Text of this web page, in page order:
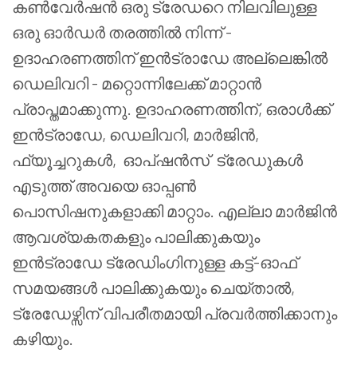
കൺവേർഷൻ ഒരു ട്രേഡറെ നിലവിലുള്ള
ഒരു ഓർഡർ തരത്തിൽ നിന്ന് -
ഉദാഹരണത്തിന് ഇൻട്രാഡേ അല്ലെങ്കിൽ
ഡെലിവറി - മറ്റൊന്നിലേക്ക് മാറ്റാൻ
പ്രാപ്തമാക്കുന്നു. ഉദാഹരണത്തിന്, ഒരാൾക്ക്
ഇൻട്രാഡേ, ഡെലിവറി, മാർജിൻ,
ഫ്യൂച്ചറുകൾ, ഓപ്ഷൻസ്ട്രേഡുകൾ
എടുത്ത് അവയെ ഓപ്പൺ
പൊസിഷനുകളാക്കി മാറ്റാം. എല്ലാ മാർജിൻ
ആവശ്യകതകളും പാലിക്കുകയും
ഇൻട്രാഡേ ട്രേഡിംഗിനുള്ള കട്ട്-ഓഫ്
സമയങ്ങൾ പാലിക്കുകയും ചെയ്താൽ,
ട്രേഡേഴ്സിന് വിപരീതമായി പ്രവർത്തിക്കാനും
കഴിയും.